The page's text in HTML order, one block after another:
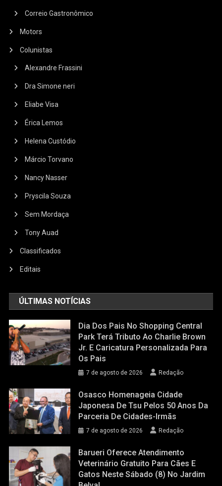
Correio Gastronômico
Motors
Colunistas
Alexandre Frassini
Dra Simone neri
Eliabe Visa
Érica Lemos
Helena Custódio
Márcio Torvano
Nancy Nasser
Pryscila Souza
Sem Mordaça
Tony Auad
Classificados
Editais
ÚLTIMAS NOTÍCIAS
Dia Dos Pais No Shopping Central
Park Terá Tributo Ao Charlie Brown
Jr. E Caricatura Personalizada Para
Os Pais
7 de agosto de 2026 Redação
Osasco Homenageia Cidade
Japonesa De Tsu Pelos 50 Anos Da
Parceria De Cidades-Irmãs
7 de agosto de 2026 Redação
Barueri Oferece Atendimento
Veterinário Gratuito Para Cães E
Gatos Neste Sábado (8) No Jardim